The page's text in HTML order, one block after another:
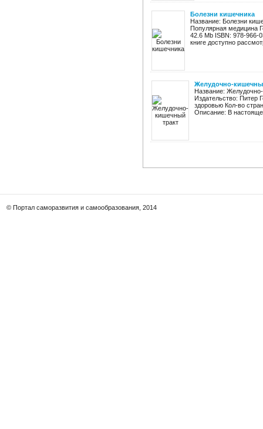
Болезни кишечника
Название: Болезни
Популярная медицина
42.6 Mb ISBN: 978-966-
книге доступно
Желудочно-
Название:
Издательство: Питер
здоровью Кол-во
Описание: В
© Портал саморазвития и самообразования, 2014